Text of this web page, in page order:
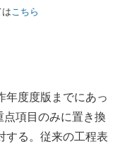
こちら
年度度版までにあっ
項目のみに置き換
する。従来の工程表